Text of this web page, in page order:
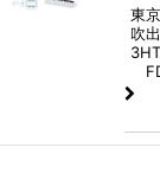
東
吹